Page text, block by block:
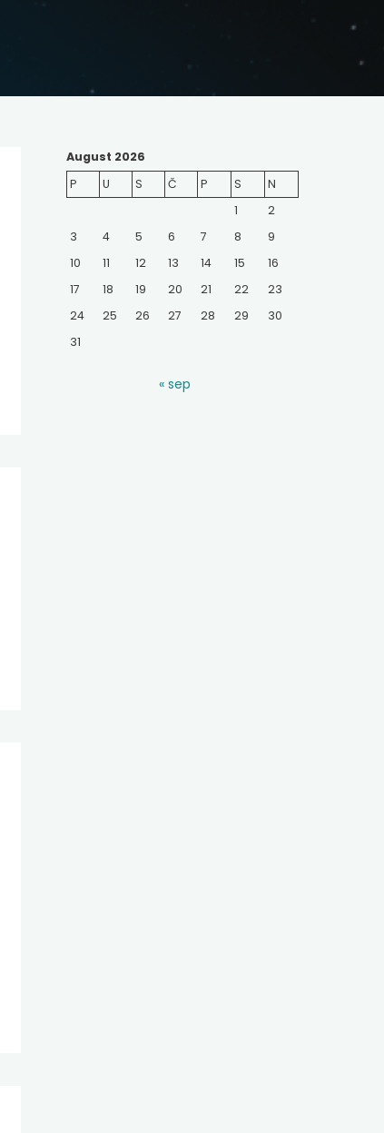
August 2026
P
U S Č P S
N
1
2
3
4 5 6 7 8
9
10
11 12 13 14 15
16
17
18 19 20 21 22
23
24
25 26 27 28 29
30
31
« sep